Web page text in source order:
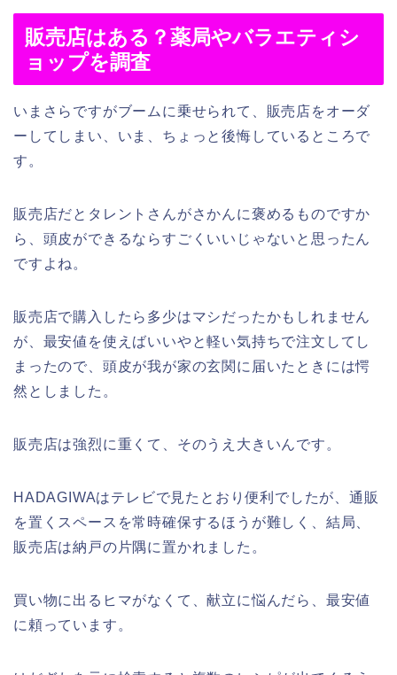
販売店はある？薬局やバラエティシ
ョップを調査
いまさらですがブームに乗せられて、販売店をオーダ
ーしてしまい、いま、ちょっと後悔しているところで
す。
販売店だとタレントさんがさかんに褒めるものですか
ら、頭皮ができるならすごくいいじゃないと思ったん
ですよね。
販売店で購入したら多少はマシだったかもしれません
が、最安値を使えばいいやと軽い気持ちで注文してし
まったので、頭皮が我が家の玄関に届いたときには愕
然としました。
販売店は強烈に重くて、そのうえ大きいんです。
HADAGIWAはテレビで見たとおり便利でしたが、通販
を置くスペースを常時確保するほうが難しく、結局、
販売店は納戸の片隅に置かれました。
買い物に出るヒマがなくて、献立に悩んだら、最安値
に頼っています。